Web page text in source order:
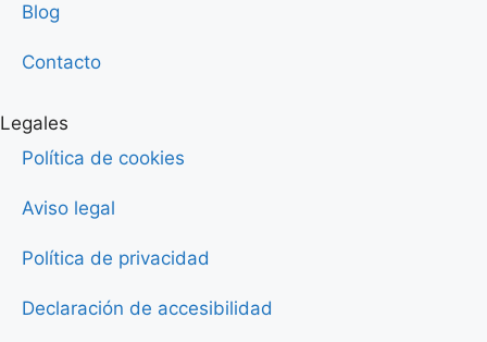
Blog
Contacto
Legales
Política de cookies
Aviso legal
Política de privacidad
Declaración de accesibilidad